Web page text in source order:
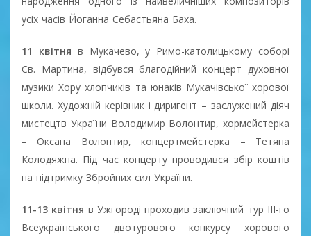
усіх часів Йоганна Себастьяна Баха.
11 квітня в Мукачево, у Римо-католицькому соборі
Св. Мартина, відбувся благодійний концерт духовної
музики Хору хлопчиків та юнаків Мукачівської хорової
школи. Художній керівник і диригент – заслужений діяч
мистецтв України Володимир Волонтир, хормейстерка
– Оксана Волонтир, концертмейстерка – Тетяна
Колодяжна. Під час концерту проводився збір коштів
на підтримку Збройних сил України.
11-13 квітня в Ужгороді проходив заключний тур ІІІ-го
Всеукраїнського двотурового конкурсу хорового